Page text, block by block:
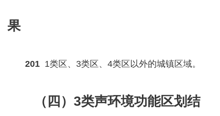
果
201 1类区、3类区、4类区以外的城镇区域。
（ 四） 3类声环境功能区划结